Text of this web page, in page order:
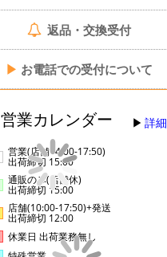
返品・交換受付
▶ お電話での受付について
営業カレンダー 詳細
営業(店舗14:00-17:50)
出荷締切 15:00
通販のみ(店舗休)
出荷締切 15:00
店舗(10:00-17:50)+発送
出荷締切 12:00
休業日 出荷業務無し